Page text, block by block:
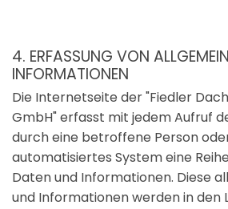
4. ERFASSUNG VON
INFORMATIONEN
Die Internetseite der "Fiedler
GmbH" erfasst mit jedem Aufruf
durch eine betroffene Person
automatisiertes System eine
Daten und Informationen. Diese
und Informationen werden in den